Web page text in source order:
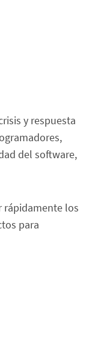
y respuesta
del software,
rápidamente los
para